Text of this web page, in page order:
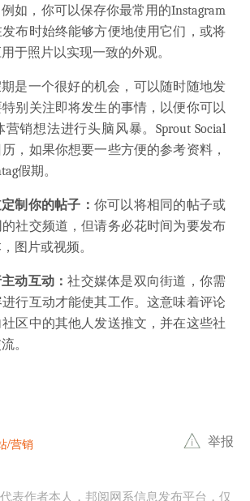
如，你可以保存你最常用的Instagram
布时始终能够方便地使用它们，或将
于照片以实现一致的外观。
是一个很好的机会，可以随时随地发
别关注即将发生的事情，以便你可以
销想法进行头脑风暴。Sprout Social
，如果你想要一些方便的参考资料，
假期。
制你的帖子： 你可以将相同的帖子或
社交频道，但请务必花时间为要发布
图片或视频。
动互动：社交媒体是双向街道，你需
行互动才能使其工作。这意味着评论
区中的其他人发送推文，并在这些社
。
营销 举报
表作者本人，邦阅网系信息发布平台，仅